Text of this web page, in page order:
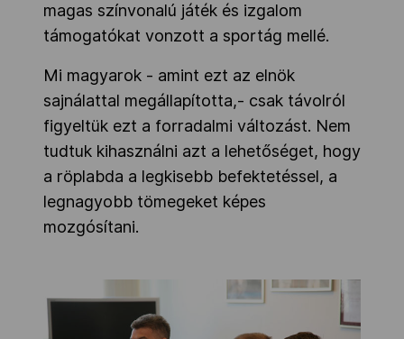
magas színvonalú játék és izgalom
támogatókat vonzott a sportág mellé.
Mi magyarok - amint ezt az elnök
sajnálattal megállapította,- csak távolról
figyeltük ezt a forradalmi változást. Nem
tudtuk kihasználni azt a lehetőséget, hogy
a röplabda a legkisebb befektetéssel, a
legnagyobb tömegeket képes
mozgósítani.